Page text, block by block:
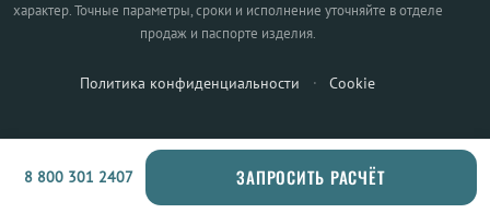
характер. Точные параметры, сроки и исполнение уточняйте в отделе
продаж и паспорте изделия.
Политика конфиденциальности · Cookie
8 800 301 2407 ЗАПРОСИТЬ РАСЧЁТ